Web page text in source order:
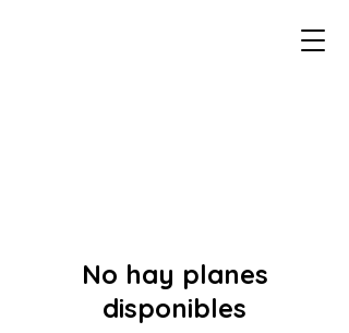
No hay planes
disponibles